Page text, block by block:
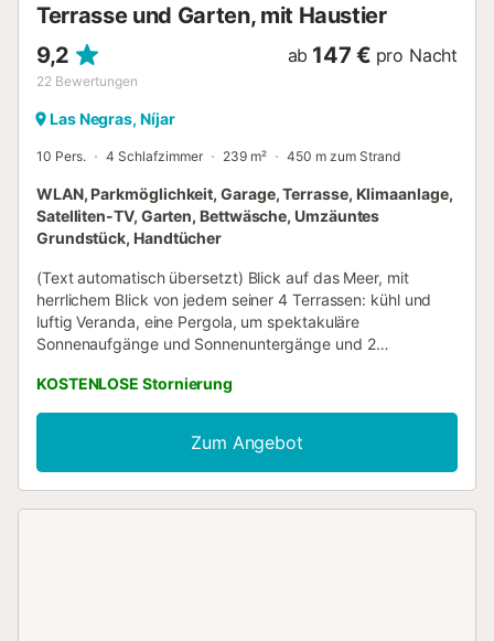
Terrasse und Garten, mit Haustier
9,2
22 Bewertungen
ab 147 € pro Nacht
Las Negras, Níjar
10 Pers. 4 Schlafzimmer 239 m² 450 m zum Strand
WLAN, Parkmöglichkeit, Garage, Terrasse, Klimaanlage,
Satelliten-TV, Garten, Bettwäsche, Umzäuntes
Grundstück, Handtücher
(Text automatisch übersetzt) Blick auf das Meer, mit
herrlichem Blick von jedem seiner 4 Terrassen: kühl und
luftig Veranda, eine Pergola, um spektakuläre
Sonnenaufgänge und Sonnenuntergänge und 2
in der Nähe der Dörfer der Schwarzen, ein ruhig und
abseits vom Lärm. Las Negras ist ein kleines Fischerdorf
im Herzen des Naturparks Cabo de Gata, mit unzähligen
unberührten Strände und versteckte Buchten gefüllt. Das
Grundstück ist 600 Quadratmeter. Das Innere des Hauses
KOSTENLOSE Stornierung
Zum Angebot